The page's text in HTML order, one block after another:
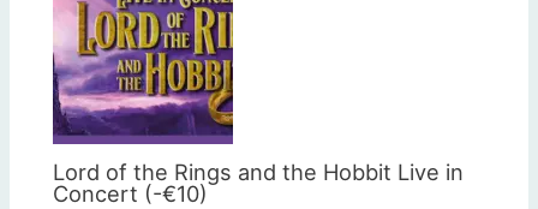
Lord of the Rings and the Hobbit Live in
Concert (-€10)